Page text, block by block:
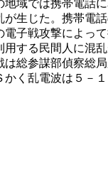
地域では携帯電話
が生じた。携帯電
電子戦攻撃によっ
用する民間人に混
総参謀部偵察総
かく乱電波は５－